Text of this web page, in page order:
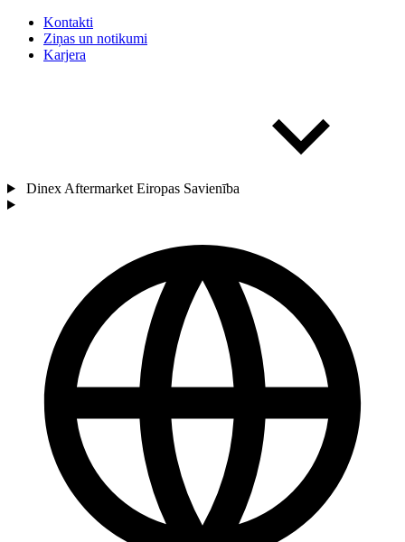
Kontakti
Ziņas un notikumi
Karjera
Dinex Aftermarket Eiropas Savienība